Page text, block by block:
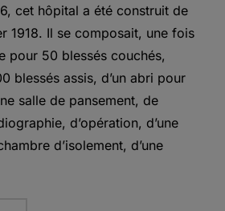
cet hôpital a été construit de
1918. Il se composait, une fois
pour 50 blessés couchés,
blessés assis, d’un abri pour
salle de pansement, de
d’opération, d’une
d’isolement, d’une